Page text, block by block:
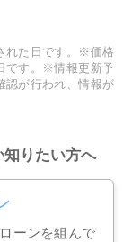
れた日です。※価格
です。※情報更新予
認が行われ、情報が
りたい方へ
ーンを組んで